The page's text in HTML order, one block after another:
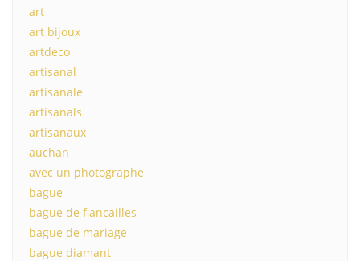
art
art bijoux
artdeco
artisanal
artisanale
artisanals
artisanaux
auchan
avec un photographe
bague
bague de fiancailles
bague de mariage
bague diamant